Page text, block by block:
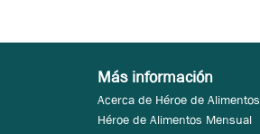
Más información
Acerca de Héroe de Alimentos
Héroe de Alimentos Mensual